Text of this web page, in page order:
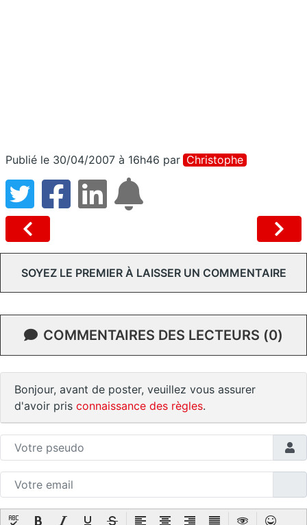
Publié le 30/04/2007 à 16h46 par Christophe
SOYEZ LE PREMIER À LAISSER UN COMMENTAIRE
COMMENTAIRES DES LECTEURS (0)
Bonjour, avant de poster, veuillez vous assurer
d'avoir pris connaissance des règles.